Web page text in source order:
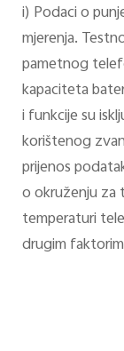
i) Podaci o
mjerenja.
pametnog
kapaciteta
i funkcije su
korištenog
prijenos
o okruženju za
temperaturi
drugim